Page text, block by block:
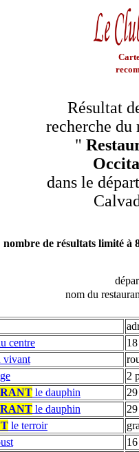
Résultat
recherche du
"
dans le
nombre de résultats limité à
nom du
centre
vivant
2
le dauphin
le dauphin
le terroir